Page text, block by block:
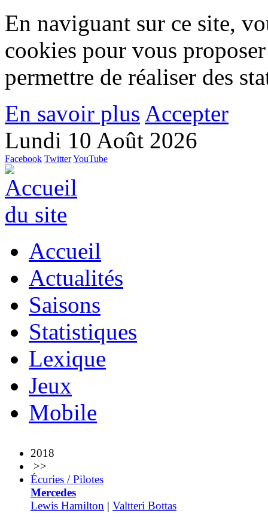
En naviguant sur ce site,
cookies pour vous
permettre de réaliser des
En savoir plus Accepter
Lundi 10 Août 2026
Facebook TwitterYouTube
Accueil
Actualités
Saisons
Statistiques
Lexique
Jeux
Mobile
2018
>>
Écuries / Pilotes
Mercedes
Lewis Hamilton | Valtteri Bottas